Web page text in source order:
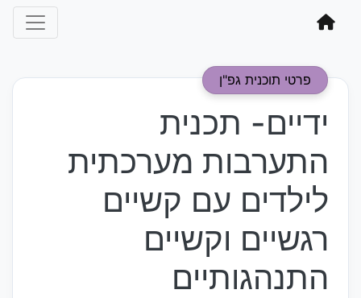
פרטי תוכנית גפ"ן
ידיים- תכנית
התערבות מערכתית
לילדים עם קשיים
רגשיים וקשיים
התנהגותיים